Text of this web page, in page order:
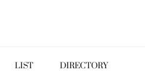
LIST DIRECTORY